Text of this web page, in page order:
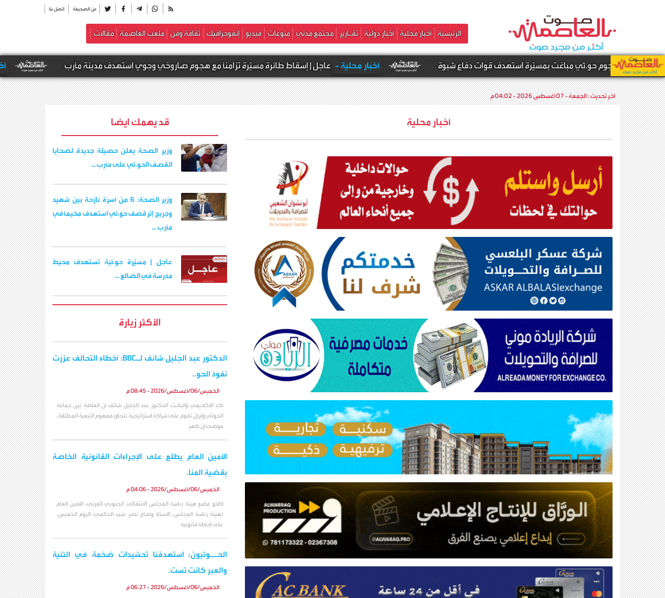
عن الصحيفة إتصل بنا
الرئيسية أخبار محلية أخبار دولية تقـارير مجتمع مدني منوعات فيديو إنفوجرافيك ثقافة وفن ملعب العاصمة مقالات
حو.ثي مباغت بمسيّرة استهدف قوات دفاع شبوة أخبار محلية - عاجل | إسقاط طائرة مسيّرة تزامنًا مع هجوم صاروخي وجوي استهدف مدينة مأرب أخبار محلية -
آخر تحديث :الجمعة - 07 أغسطس 2026 - 04:02 م
أخبار محلية قد يهمك ايضا
وزير الصحة يعلن حصيلة جديدة لضحايا
القصف الحو.ثي على مأرب ...
وزير الصحة: 6 من أسرة نازحة بين شهيد
وجريح إثر قصف حو.ثي استهدف مخيمًا في
مأرب ...
عاجل | مسيّرة حو.ثية تستهدف محيط
مدرسة في الضالع ...
الأكثر زيارة
الدكتور عبد الجليل شائف لـBBC: أخطاء التحالف عززت
نفوذ الحو..
الخميس/06/أغسطس/2026 - 08:45 م
أكد الأكاديمي والباحث الدكتور عبد الجليل شائف أن العلاقة بين جماعة
الحوثي وإيران تقوم على شراكة استراتيجية تتجاوز مفهوم التبعية المطلقة،
موضحاً أن طهر
الأمين العام يطلع على الإجراءات القانونية الخاصة
بقضية المنا.
الخميس/06/أغسطس/2026 - 04:06 م
اطّلع عضو هيئة رئاسة المجلس الانتقالي الجنوبي العربي، الأمين العام
لهيئة رئاسة المجلس، الأستاذ وضاح نصر عبيد الحالمي، اليوم الخميس،
على إحاطة قانونية
الحـ,ـوثيون: استهدفنا تحشيدات ضخمة في الثنية
والعبر كانت تست.
الخميس/06/أغسطس/2026 - 06:27 م